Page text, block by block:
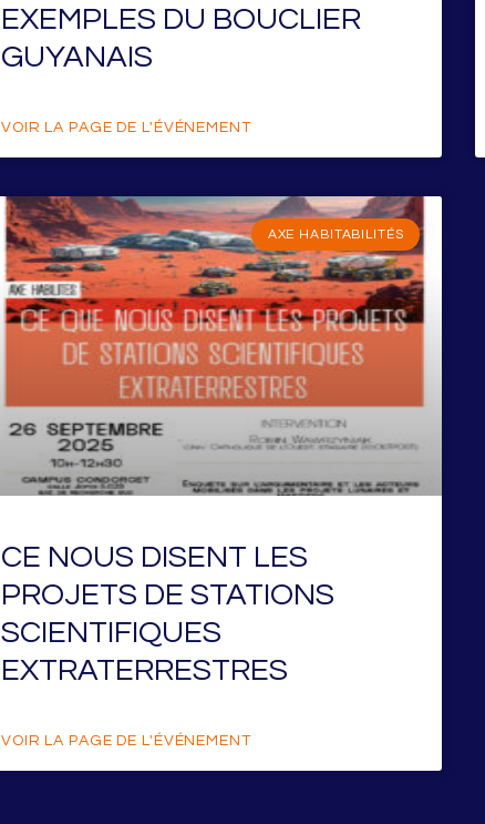
EXEMPLES DU BOUCLIER
GUYANAIS
VOIR LA PAGE DE L'ÉVÉNEMENT
AXE HABITABILITÉS
CE NOUS DISENT LES
PROJETS DE STATIONS
SCIENTIFIQUES
EXTRATERRESTRES
VOIR LA PAGE DE L'ÉVÉNEMENT